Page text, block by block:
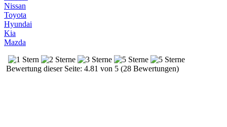
Nissan
Toyota
Hyundai
Kia
Mazda
Bewertung dieser Seite: 4.81 von 5 (28 Bewertungen)